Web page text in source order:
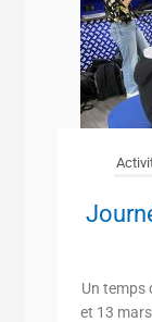
Un temps
et 13